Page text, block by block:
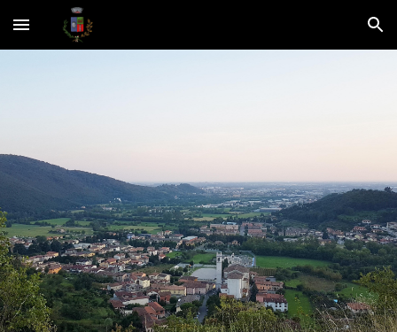
Skip to main content Skip to navigation